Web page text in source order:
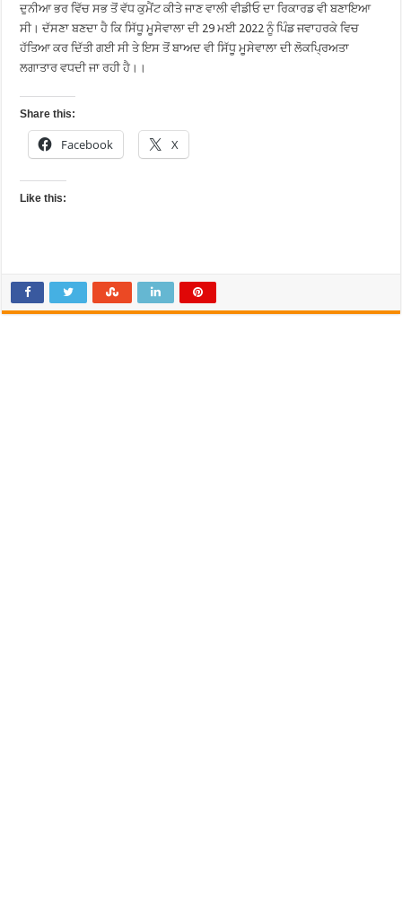
ਦੁਨੀਆ ਭਰ ਵਿੱਚ ਸਭ ਤੋਂ ਵੱਧ ਕੁਮੈਂਟ ਕੀਤੇ ਜਾਣ ਵਾਲੀ ਵੀਡੀਓ ਦਾ ਰਿਕਾਰਡ ਵੀ ਬਣਾਇਆ
ਸੀ। ਦੱਸਣਾ ਬਣਦਾ ਹੈ ਕਿ ਸਿੱਧੂ ਮੂਸੇਵਾਲਾ ਦੀ 29 ਮਈ 2022 ਨੂੰ ਪਿੰਡ ਜਵਾਹਰਕੇ ਵਿਚ
ਹੱਤਿਆ ਕਰ ਦਿੱਤੀ ਗਈ ਸੀ ਤੇ ਇਸ ਤੋਂ ਬਾਅਦ ਵੀ ਸਿੱਧੂ ਮੂਸੇਵਾਲਾ ਦੀ ਲੋਕਪ੍ਰਿਅਤਾ
ਲਗਾਤਾਰ ਵਧਦੀ ਜਾ ਰਹੀ ਹੈ।।
Share this:
Facebook X
Like this: